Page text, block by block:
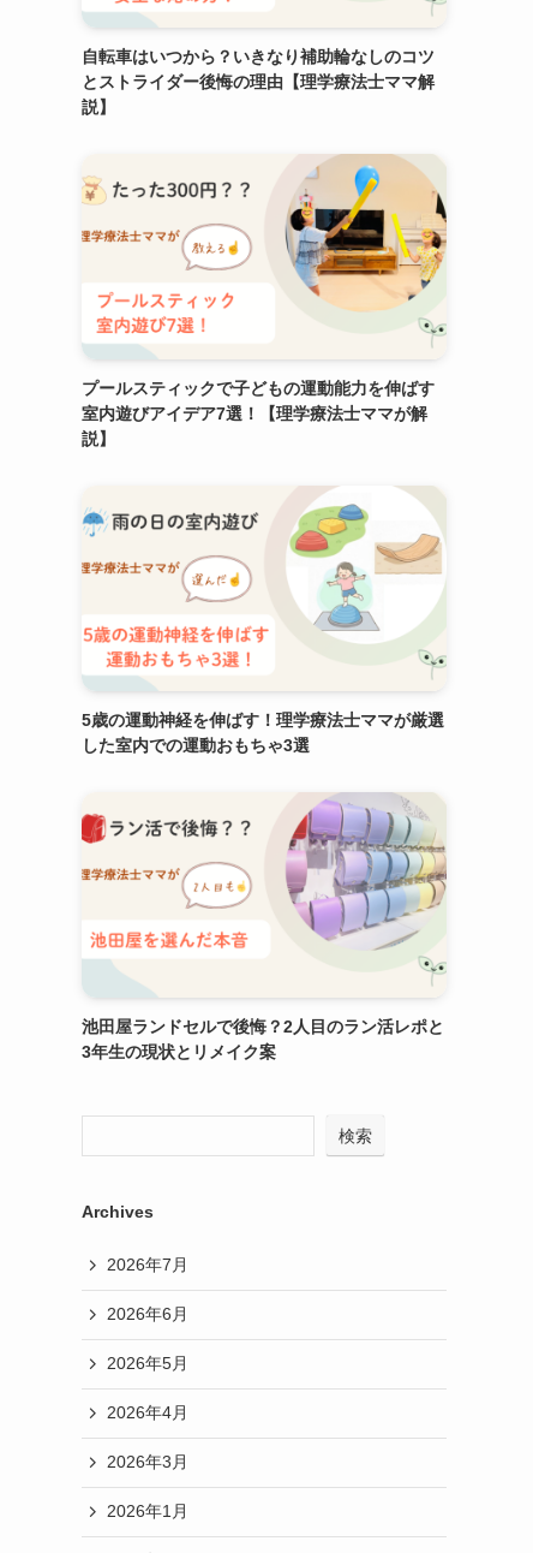
自転車はいつから？いきなり補助輪なしのコツ
とストライダー後悔の理由【理学療法士ママ解
説】
プールスティックで子どもの運動能力を伸ばす
室内遊びアイデア7選！【理学療法士ママが解
説】
5歳の運動神経を伸ばす！理学療法士ママが厳選
した室内での運動おもちゃ3選
池田屋ランドセルで後悔？2人目のラン活レポと
3年生の現状とリメイク案
検索
Archives
2026年7月
2026年6月
2026年5月
2026年4月
2026年3月
2026年1月